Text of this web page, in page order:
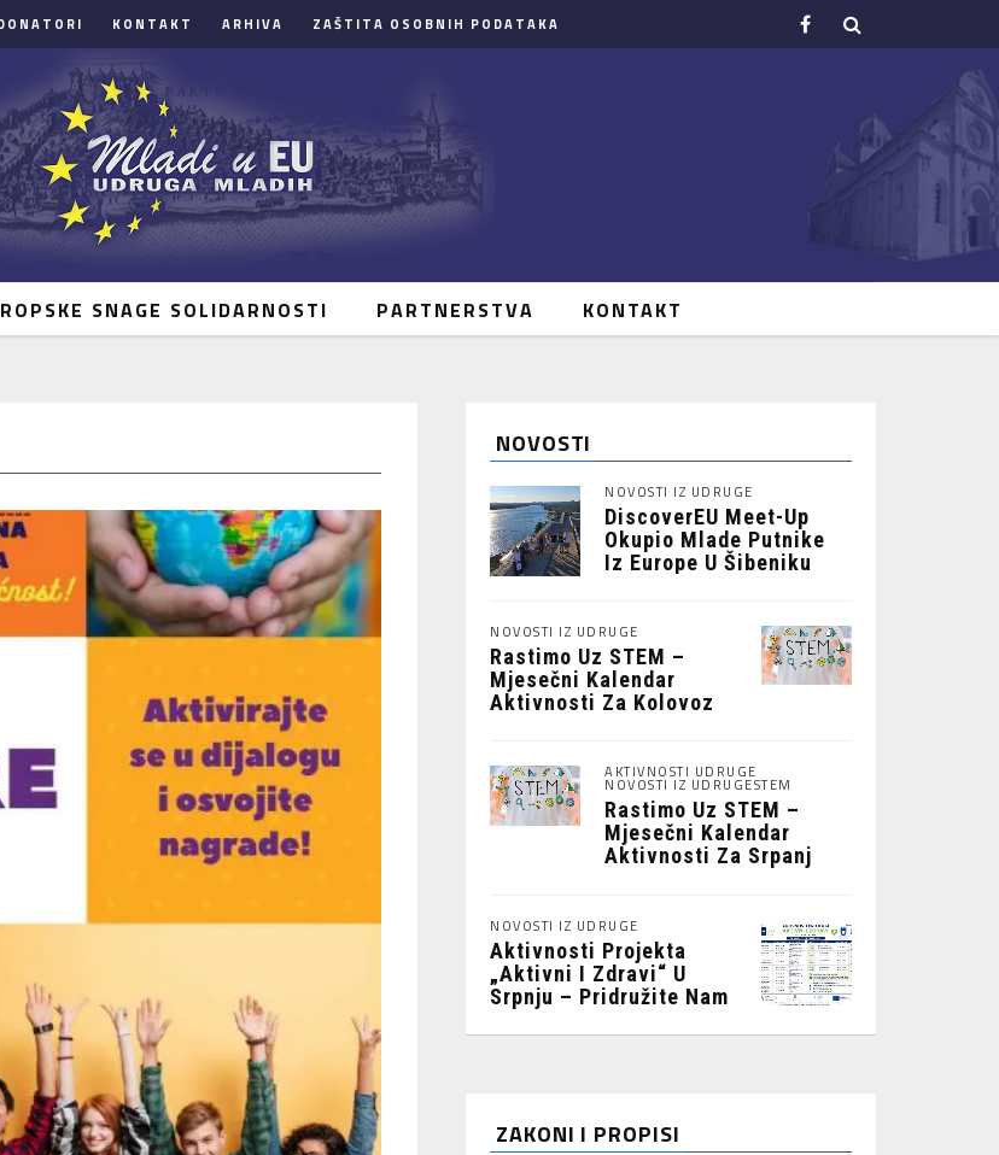
KONTAKT ARHIVA ZAŠTITA OSOBNIH PODATAKA
SNAGE SOLIDARNOSTI PARTNERSTVA KONTAKT
NOVOSTI
NOVOSTI IZ UDRUGE
DiscoverEU Meet-Up
Okupio Mlade Putnike
Iz Europe U Šibeniku
NOVOSTI IZ UDRUGE
Rastimo Uz STEM –
Mjesečni Kalendar
Aktivnosti Za Kolovoz
AKTIVNOSTI UDRUGE
NOVOSTI IZ UDRUGESTEM
Rastimo Uz STEM –
Mjesečni Kalendar
Aktivnosti Za Srpanj
NOVOSTI IZ UDRUGE
Aktivnosti Projekta
„Aktivni I Zdravi“ U
Srpnju – Pridružite Nam
ZAKONI I PROPISI